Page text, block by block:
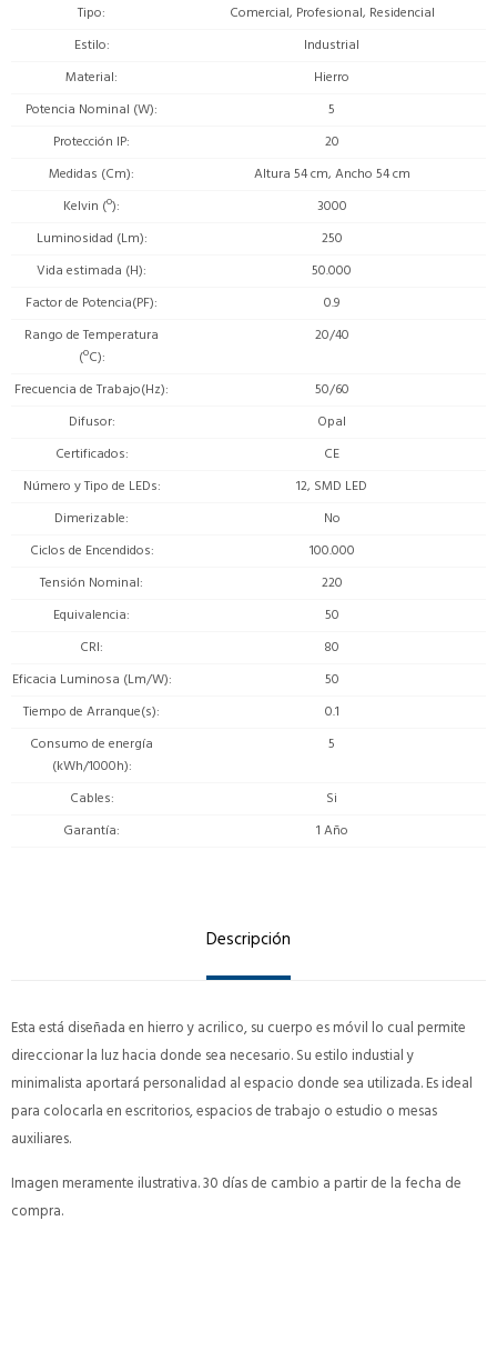
Tipo
Comercial, Profesional, Residencial
Estilo
Industrial
Material
Hierro
Potencia Nominal (W)
5
Protección IP
20
Medidas (Cm)
Altura 54 cm, Ancho 54 cm
Kelvin (º)
3000
Luminosidad (Lm)
250
Vida estimada (H)
50.000
Factor de Potencia(PF)
0.9
Rango de Temperatura
(ºC)
20/40
Frecuencia de Trabajo(Hz)
50/60
Difusor
Opal
Certificados
CE
Número y Tipo de LEDs
12, SMD LED
Dimerizable
No
Ciclos de Encendidos
100.000
Tensión Nominal
220
Equivalencia
50
CRI
80
Eficacia Luminosa (Lm/W)
50
Tiempo de Arranque(s)
0.1
Consumo de energía
(kWh/1000h)
5
Cables
Si
Garantía
1 Año
Descripción
Esta está diseñada en hierro y acrilico, su cuerpo es móvil lo cual permite
direccionar la luz hacia donde sea necesario. Su estilo industial y
minimalista aportará personalidad al espacio donde sea utilizada. Es ideal
para colocarla en escritorios, espacios de trabajo o estudio o mesas
auxiliares.
Imagen meramente ilustrativa. 30 días de cambio a partir de la fecha de
compra.